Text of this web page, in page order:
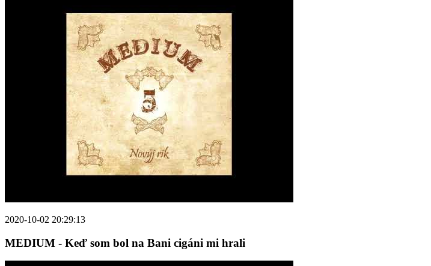
2020-10-02 20:29:13
MEDIUM - Keď som bol na Bani cigáni mi hrali